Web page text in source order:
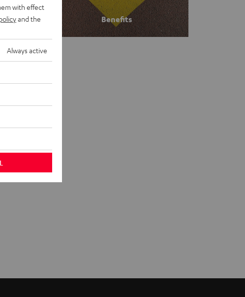
Benefits
with effect
and the
Always active